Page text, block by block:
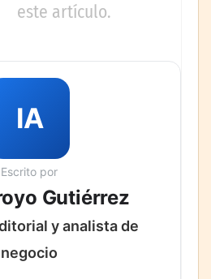
este artículo.
IA
Escrito por
Gutiérrez
y analista de
negocio